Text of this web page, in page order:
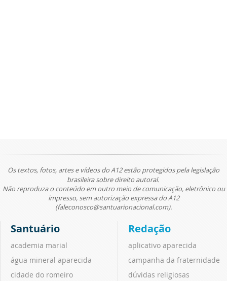
Os textos, fotos, artes e vídeos do A12 estão protegidos pela legislação
brasileira sobre direito autoral.
Não reproduza o conteúdo em outro meio de comunicação, eletrônico ou
impresso, sem autorização expressa do A12
(faleconosco@santuarionacional.com).
Santuário
academia marial
água mineral aparecida
cidade do romeiro
Redação
aplicativo aparecida
campanha da fraternidade
dúvidas religiosas